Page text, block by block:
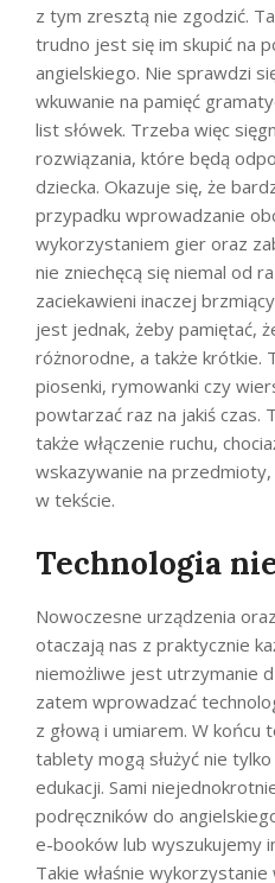
z tym zresztą nie zgodzić.
trudno jest się im skupić na
angielskiego. Nie sprawdzi
wkuwanie na pamięć
list słówek. Trzeba więc
rozwiązania, które będą
dziecka. Okazuje się, że
przypadku wprowadzanie
wykorzystaniem gier oraz
nie zniechęcą się niemal od
zaciekawieni inaczej
jest jednak, żeby pamiętać,
różnorodne, a także krótkie.
piosenki, rymowanki czy
powtarzać raz na jakiś czas.
także włączenie ruchu,
wskazywanie na
w tekście.
Technologia
Nowoczesne urządzenia
otaczają nas z praktycznie
niemożliwe jest utrzymanie
zatem wprowadzać
z głową i umiarem. W
tablety mogą służyć nie
edukacji. Sami
podręczników do
e-booków lub wyszukujemy
Takie właśnie